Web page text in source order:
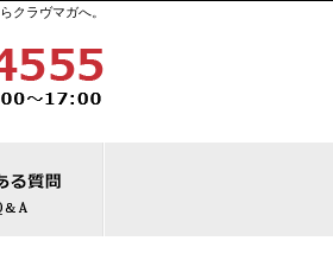
クラヴマガへ。